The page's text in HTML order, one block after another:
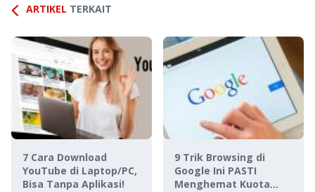
ARTIKEL TERKAIT
7 Cara Download
YouTube di Laptop/PC,
Bisa Tanpa Aplikasi!
9 Trik Browsing di
Google Ini PASTI
Menghemat Kuota